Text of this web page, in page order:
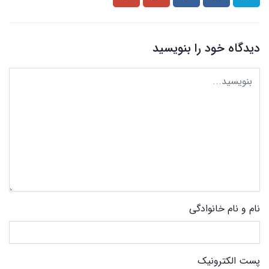
دیدگاه خود را بنویسید
نام و نام خانوادگی
پست الکترونیک